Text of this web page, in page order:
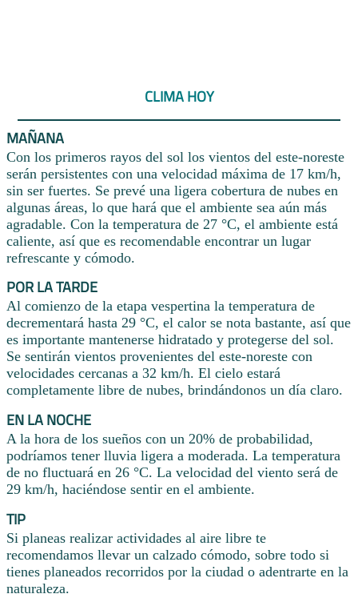
CLIMA HOY
MAÑANA
Con los primeros rayos del sol los vientos del este-noreste
serán persistentes con una velocidad máxima de 17 km/h,
sin ser fuertes. Se prevé una ligera cobertura de nubes en
algunas áreas, lo que hará que el ambiente sea aún más
agradable. Con la temperatura de 27 °C, el ambiente está
caliente, así que es recomendable encontrar un lugar
refrescante y cómodo.
POR LA TARDE
Al comienzo de la etapa vespertina la temperatura de
decrementará hasta 29 °C, el calor se nota bastante, así que
es importante mantenerse hidratado y protegerse del sol.
Se sentirán vientos provenientes del este-noreste con
velocidades cercanas a 32 km/h. El cielo estará
completamente libre de nubes, brindándonos un día claro.
EN LA NOCHE
A la hora de los sueños con un 20% de probabilidad,
podríamos tener lluvia ligera a moderada. La temperatura
de no fluctuará en 26 °C. La velocidad del viento será de
29 km/h, haciéndose sentir en el ambiente.
TIP
Si planeas realizar actividades al aire libre te
recomendamos llevar un calzado cómodo, sobre todo si
tienes planeados recorridos por la ciudad o adentrarte en la
naturaleza.